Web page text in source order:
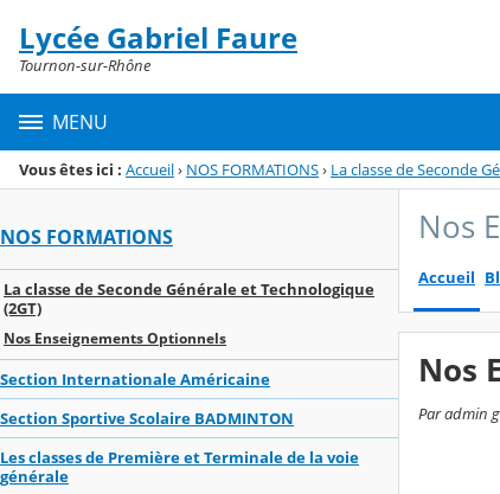
Menu de la rubrique
Contenu
Lycée Gabriel Faure
Tournon-sur-Rhône
MENU
Vous êtes ici : Accueil› NOS FORMATIONS› La classe de Seconde
NOS FORMATIONS
La classe de Seconde Générale et Technologique
(2GT)
Nos Enseignements Optionnels
Section Internationale Américaine
Section Sportive Scolaire BADMINTON
Les classes de Première et Terminale de la voie
générale
Nos
Accueil
Nos
Par admin